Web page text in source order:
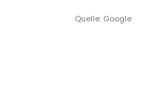
Quelle: Google